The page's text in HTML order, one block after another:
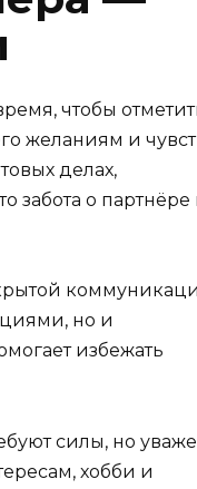
чтобы
желаниям и
делах,
забота о партнёре
но и
избежать
силы, но
хобби и